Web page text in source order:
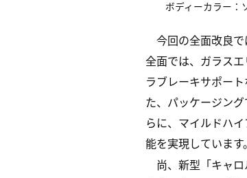
ボディーカラー：
今回の全面改良
全面では、ガラス
ラブレーキサポー
た、パッケージン
らに、マイルドハ
能を実現しています。
尚、新型「キャ